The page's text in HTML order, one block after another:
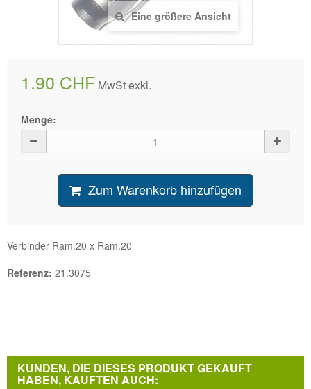
Eine größere Ansicht
1.90 CHF MwSt exkl.
Menge:
Zum Warenkorb hinzufügen
Verbinder Ram.20 x Ram.20
Referenz: 21.3075
KUNDEN, DIE DIESES PRODUKT GEKAUFT
HABEN, KAUFTEN AUCH: